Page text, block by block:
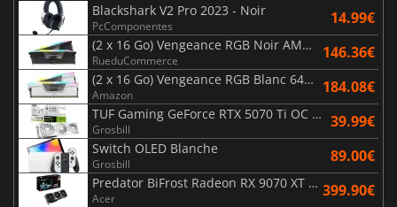
Blackshark V2 Pro 2023 - Noir
PcComponentes 14.99€
(2 x 16 Go) Vengeance RGB Noir AMD Expo 6000 MHz - CAS 30
RueduCommerce 146.36€
(2 x 16 Go) Vengeance RGB Blanc 6400 MHz - CAS 32
Amazon 184.08€
TUF Gaming GeForce RTX 5070 Ti OC White Edition 16GB
Grosbill 39.99€
Switch OLED Blanche
Grosbill 89.00€
Predator BiFrost Radeon RX 9070 XT OC 16 Go
Acer 399.90€